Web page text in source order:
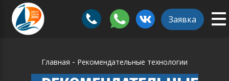
Заявка
Главная - Рекомендательные технологии